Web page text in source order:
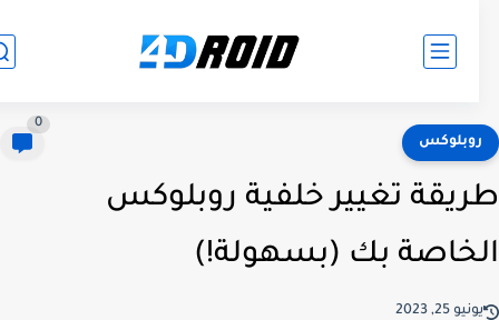
تغيير خلفية روبلوكس
بك (بسهولة!)
25, 2023